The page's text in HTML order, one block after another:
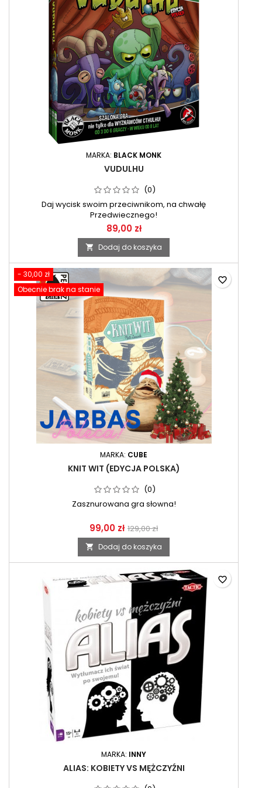
MARKA: BLACK MONK
VUDULHU
(0)
Daj wycisk swoim przeciwnikom, na chwałę
Przedwiecznego!
89,00 zł
 Dodaj do koszyka
- 30,00 zł
Obecnie brak na stanie
MARKA: CUBE
KNIT WIT (EDYCJA POLSKA)
(0)
Zasznurowana gra słowna!
99,00 zł 129,00 zł
 Dodaj do koszyka
favorite_border
MARKA: INNY
ALIAS: KOBIETY VS MĘŻCZYŹNI
favorite_border